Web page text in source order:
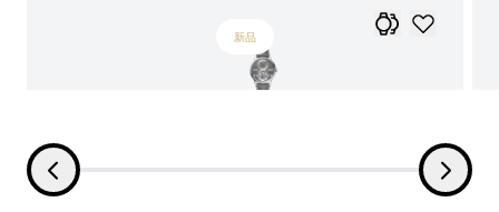
新品